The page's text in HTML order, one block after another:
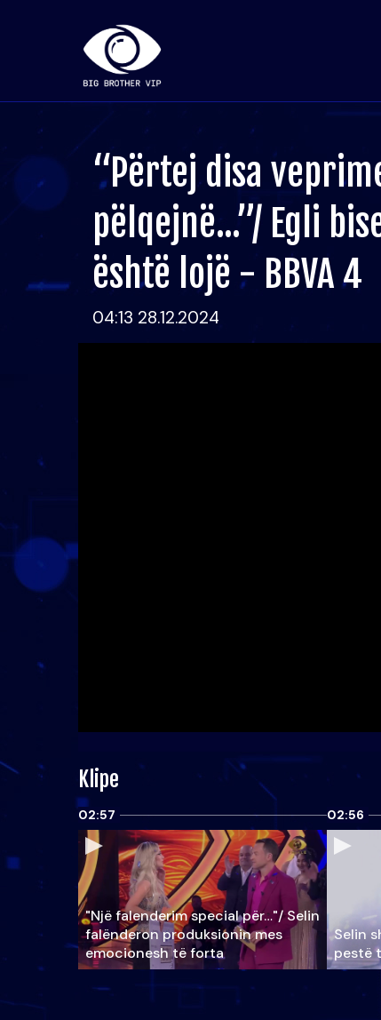
“Përtej disa
pëlqejnë...”/ Egli
është lojë - BBVA 4
04:13 28.12.2024
Klipe
02:57
"Një falenderim special për…"/ Selin
falënderon produksionin mes
emocionesh të forta
02:56
Selin
pestë